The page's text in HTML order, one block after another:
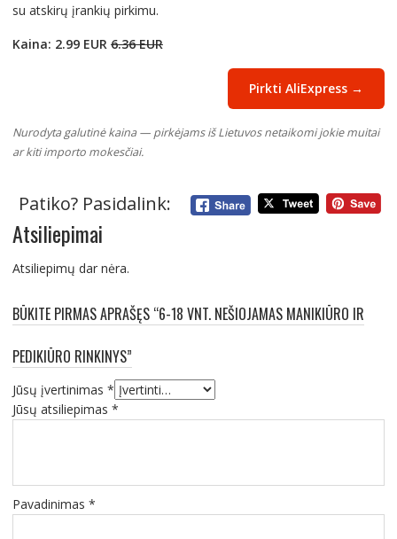
su atskirų įrankių pirkimu.
Kaina: 2.99 EUR 6.36 EUR
Pirkti AliExpress →
Nurodyta galutinė kaina — pirkėjams iš Lietuvos netaikomi jokie muitai
ar kiti importo mokesčiai.
Patiko? Pasidalink:
Atsiliepimai
Atsiliepimų dar nėra.
BŪKITE PIRMAS APRAŠĘS “6-18 VNT. NEŠIOJAMAS MANIKIŪRO IR
PEDIKIŪRO RINKINYS”
Jūsų įvertinimas *
Jūsų atsiliepimas *
Pavadinimas *